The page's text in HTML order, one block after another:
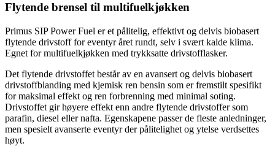
Flytende brensel til multifuelkjøkken
Primus SIP Power Fuel er et pålitelig, effektivt og delvis biobasert
flytende drivstoff for eventyr året rundt, selv i svært kalde klima.
Egnet for multifuelkjøkken med trykksatte drivstofflasker.
Det flytende drivstoffet består av en avansert og delvis biobasert
drivstoffblanding med kjemisk ren bensin som er fremstilt spesifikt
for maksimal effekt og ren forbrenning med minimal soting.
Drivstoffet gir høyere effekt enn andre flytende drivstoffer som
parafin, diesel eller nafta. Egenskapene passer de fleste anledninger,
men spesielt avanserte eventyr der pålitelighet og ytelse verdsettes
høyt.